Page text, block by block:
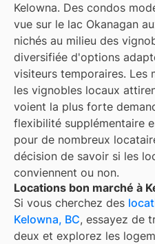
Kelowna. Des condos
vue sur le lac Okanagan
nichés au milieu des
diversifiée d'options
visiteurs temporaires. Les
les vignobles locaux
voient la plus forte
flexibilité supplémentaire
pour de nombreux
décision de savoir si les
conviennent ou non.
Locations bon marché à
Si vous cherchez des
Kelowna, BC, essayez de
deux et explorez les